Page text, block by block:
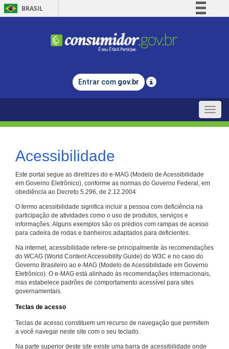
BRASIL
Comunica BR
Legislação
Entrar com gov.br
Toggle
Acessibilidade
Este portal segue as diretrizes do e-MAG (Modelo de Acessibilidade
em Governo Eletrônico), conforme as normas do Governo Federal, em
obediência ao Decreto 5.296, de 2.12.2004
O termo acessibilidade significa incluir a pessoa com deficiência na
participação de atividades como o uso de produtos, serviços e
informações. Alguns exemplos são os prédios com rampas de acesso
para cadeira de rodas e banheiros adaptados para deficientes.
Na internet, acessibilidade refere-se principalmente às recomendações
do WCAG (World Content Accessibility Guide) do W3C e no caso do
Governo Brasileiro ao e-MAG (Modelo de Acessibilidade em Governo
Eletrônico). O e-MAG está alinhado às recomendações internacionais,
mas estabelece padrões de comportamento acessível para sites
governamentais.
Teclas de acesso
Teclas de acesso constituem um recurso de navegação que permitem
a você navegar neste site com o seu teclado.
Na parte superior deste site existe uma barra de acessibilidade onde